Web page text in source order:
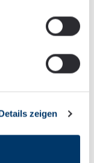
zeigen